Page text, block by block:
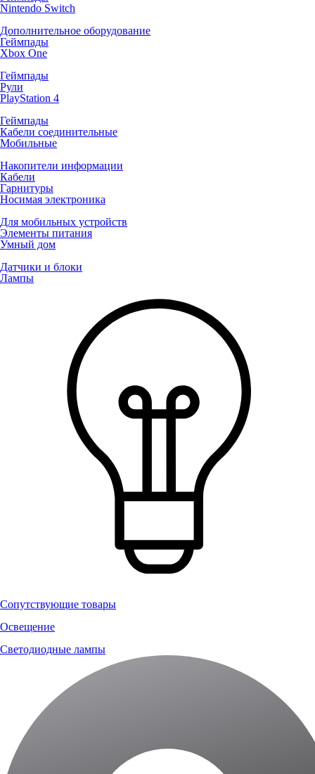
Nintendo Switch
Дополнительное оборудование
Геймпады
Xbox One
Геймпады
Рули
PlayStation 4
Геймпады
Кабели соединительные
Мобильные
Накопители информации
Кабели
Гарнитуры
Носимая электроника
Для мобильных устройств
Элементы питания
Умный дом
Датчики и блоки
Лампы
Сопутствующие товары
Освещение
Светодиодные лампы